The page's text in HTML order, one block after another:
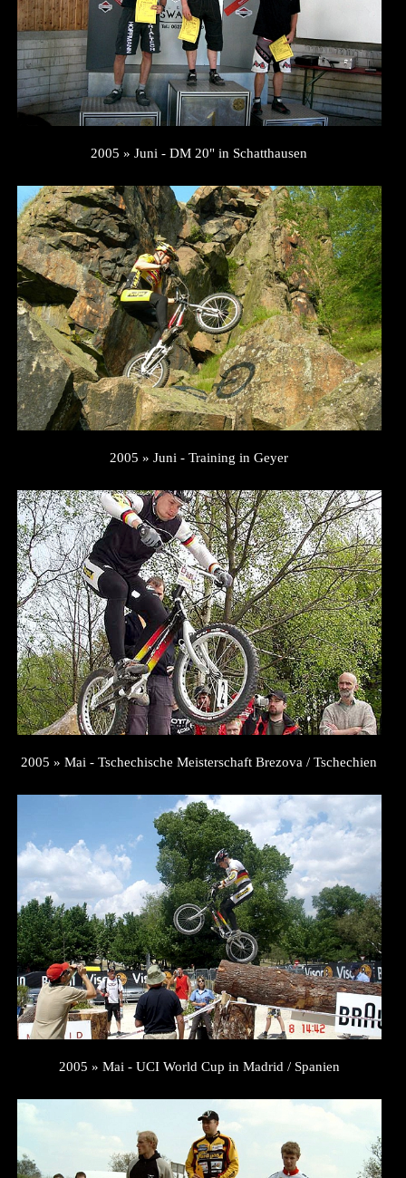
2005 » Juni - DM 20" in Schatthausen
2005 » Juni - Training in Geyer
2005 » Mai - Tschechische Meisterschaft Brezova / Tschechien
2005 » Mai - UCI World Cup in Madrid / Spanien